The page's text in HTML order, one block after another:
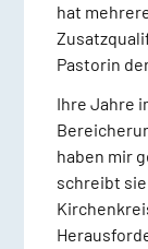
hat
Pastorin
Ihre Jahre
haben mir
schreibt